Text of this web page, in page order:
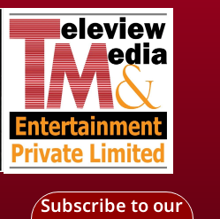
Subscribe to our